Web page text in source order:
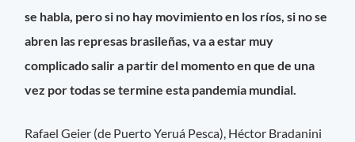
se habla, pero si no hay movimiento en los ríos, si no se
abren las represas brasileñas, va a estar muy
complicado salir a partir del momento en que de una
vez por todas se termine esta pandemia mundial.
Rafael Geier (de Puerto Yeruá Pesca), Héctor Bradanini